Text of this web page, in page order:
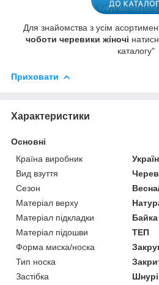
Для знайомства з усім
чоботи черевики жіночі
каталогу"
Приховати
Характеристики
Основні
Країна виробник
Вид взуття
Сезон
Матеріал верху
Матеріал підкладки
Байка
Матеріал підошви
ТЕП
Форма миска/носка
Тип носка
Застібка